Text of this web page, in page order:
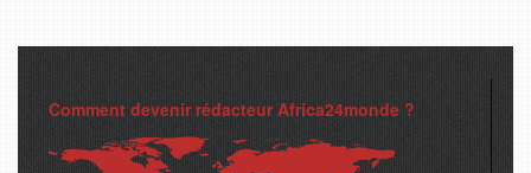
Comment devenir rédacteur Africa24monde ?